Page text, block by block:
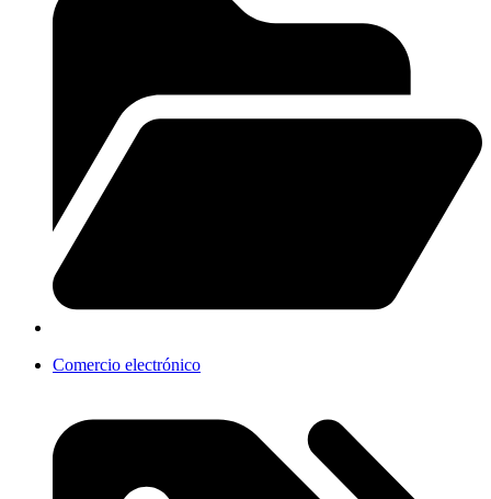
Comercio electrónico